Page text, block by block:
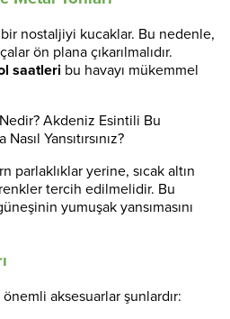
nostaljiyi kucaklar. Bu nedenle,
ön plana çıkarılmalıdır.
saatleri bu havayı mükemmel
parlaklıklar yerine, sıcak altın
tercih edilmelidir. Bu
yumuşak yansımasını
aksesuarlar şunlardır: